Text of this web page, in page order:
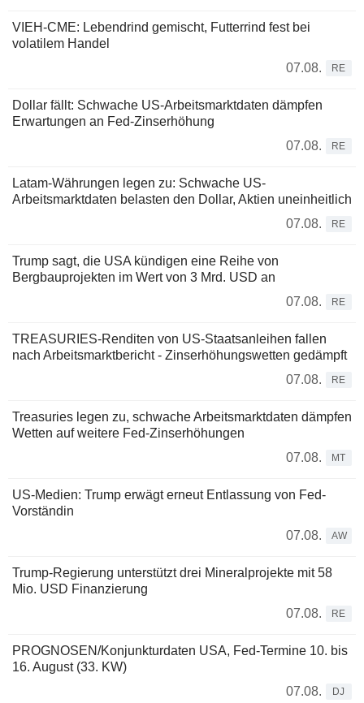
VIEH-CME: Lebendrind gemischt, Futterrind fest bei
volatilem Handel
07.08.
RE
Dollar fällt: Schwache US-Arbeitsmarktdaten dämpfen
Erwartungen an Fed-Zinserhöhung
07.08.
RE
Latam-Währungen legen zu: Schwache US-
Arbeitsmarktdaten belasten den Dollar, Aktien uneinheitlich
07.08.
RE
Trump sagt, die USA kündigen eine Reihe von
Bergbauprojekten im Wert von 3 Mrd. USD an
07.08.
RE
TREASURIES-Renditen von US-Staatsanleihen fallen
nach Arbeitsmarktbericht - Zinserhöhungswetten gedämpft
07.08.
RE
Treasuries legen zu, schwache Arbeitsmarktdaten dämpfen
Wetten auf weitere Fed-Zinserhöhungen
07.08.
MT
US-Medien: Trump erwägt erneut Entlassung von Fed-
Vorständin
07.08.
AW
Trump-Regierung unterstützt drei Mineralprojekte mit 58
Mio. USD Finanzierung
07.08.
RE
PROGNOSEN/Konjunkturdaten USA, Fed-Termine 10. bis
16. August (33. KW)
07.08.
DJ